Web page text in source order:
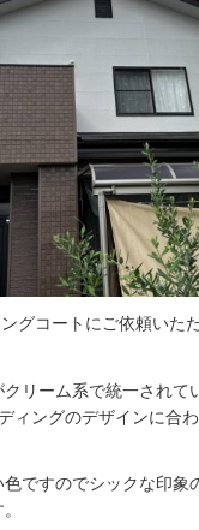
グコートにご依頼いた
リーム系で統一されて
ィングのデザインに合
ですのでシックな印象